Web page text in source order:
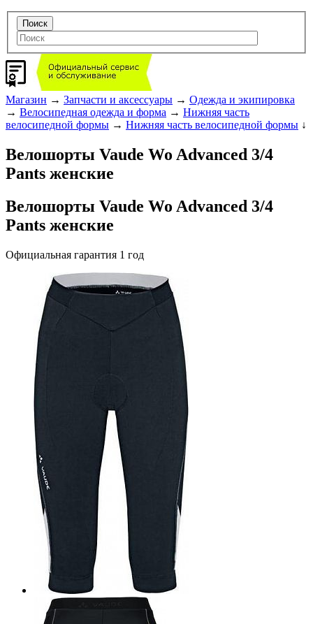
Магазин → Запчасти и аксессуары → Одежда и экипировка
→ Велосипедная одежда и форма → Нижняя часть
велосипедной формы → Нижняя часть велосипедной формы ↓
Велошорты Vaude Wo Advanced 3/4
Pants женские
Велошорты Vaude Wo Advanced 3/4
Pants женские
Официальная гарантия 1 год